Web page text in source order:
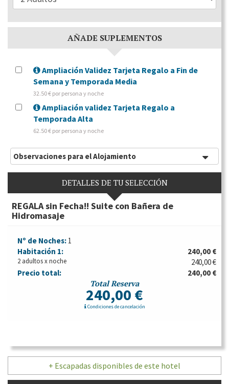
AÑADE SUPLEMENTOS
Ampliación Validez Tarjeta Regalo a Fin de
Semana y Temporada Media
32.50 € por persona y noche
Ampliación validez Tarjeta Regalo a
Temporada Alta
62.50 € por persona y noche
Observaciones para el Alojamiento
DETALLES DE TU SELECCIÓN
REGALA sin Fecha!! Suite con Bañera de
Hidromasaje
Nº de Noches: 1
Habitación 1: 240,00 €
2 adultos x noche
240,00 €
Precio total:
240,00 €
Total Reserva
240,00 €
Condiciones de cancelación
+ Escapadas disponibles de este hotel